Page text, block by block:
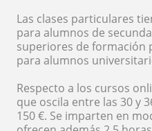
Las clases particulares
para alumnos de
superiores de formación
para alumnos
Respecto a los cursos
que oscila entre las 30 y
150 €. Se imparten en